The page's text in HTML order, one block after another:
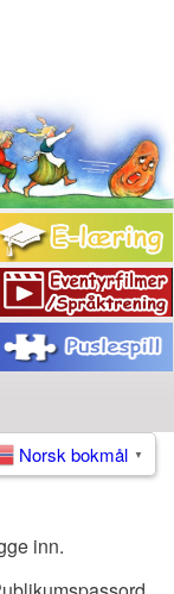
Norsk bokmål ▼
inn.